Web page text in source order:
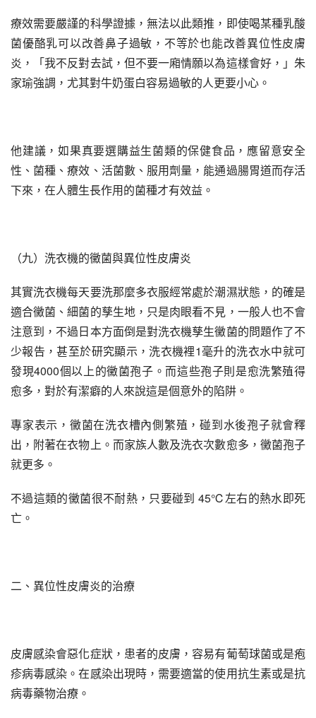
療效需要嚴謹的科學證據，無法以此類推，即使喝某種乳酸
菌優酪乳可以改善鼻子過敏，不等於也能改善異位性皮膚
炎，「我不反對去試，但不要一廂情願以為這樣會好，」朱
家瑜強調，尤其對牛奶蛋白容易過敏的人更要小心。
他建議，如果真要選購益生菌類的保健食品，應留意安全
性、菌種、療效、活菌數、服用劑量，能通過腸胃道而存活
下來，在人體生長作用的菌種才有效益。
（九）洗衣機的黴菌與異位性皮膚炎
其實洗衣機每天要洗那麼多衣服經常處於潮濕狀態，的確是
適合黴菌、細菌的孳生地，只是肉眼看不見，一般人也不會
注意到，不過日本方面倒是對洗衣機孳生黴菌的問題作了不
少報告，甚至於研究顯示，洗衣機裡1毫升的洗衣水中就可
發現4000個以上的黴菌孢子。而這些孢子則是愈洗繁殖得
愈多，對於有潔癖的人來說這是個意外的陷阱。
專家表示，黴菌在洗衣槽內側繁殖，碰到水後孢子就會釋
出，附著在衣物上。而家族人數及洗衣次數愈多，黴菌孢子
就更多。
不過這類的黴菌很不耐熱，只要碰到 45℃左右的熱水即死
亡。
二、異位性皮膚炎的治療
皮膚感染會惡化症狀，患者的皮膚，容易有葡萄球菌或是疱
疹病毒感染。在感染出現時，需要適當的使用抗生素或是抗
病毒藥物治療。